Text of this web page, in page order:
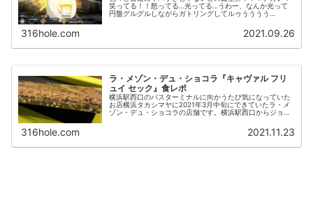
笑ってる！！怒ってる…光ってる…うわー、なんか光って
円盤グルグルしながらガトリングしてルゥうううう
ョンしてたって教えてくれなかったのー！...
316hole.com 2021.09.26
ラ・メゾン・デュ・ショコラ『キャヴァル フリ
ュイ セック』食レポ
横浜駅西口のバスターミナルに向かうたび気になっていた
お店横浜タカシマヤに2021年3月中旬にできていたラ・メ
ゾン・デュ・ショコラの店舗です。横浜駅西口からジョイ
316hole.com 2021.11.23